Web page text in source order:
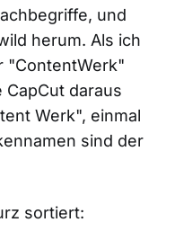
und
herum. Als ich
"ContentWerk"
daraus
Werk", einmal
sind der
sortiert: